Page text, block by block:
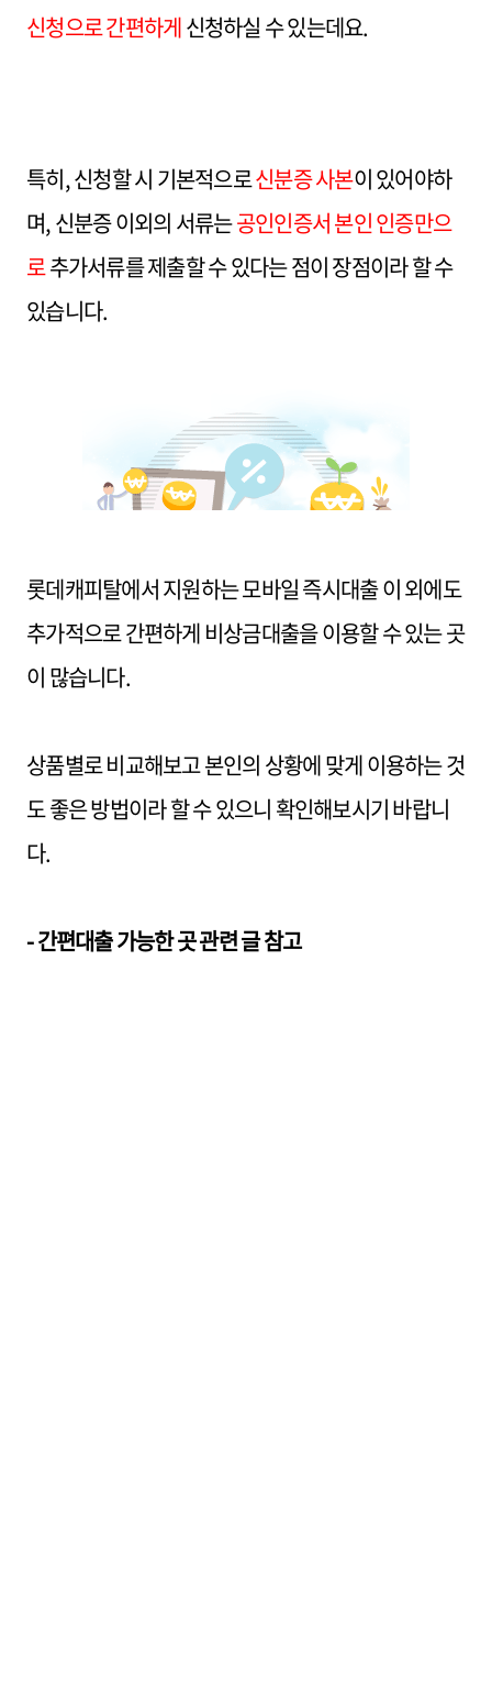
신청으로 간편하게신청하실 수 있는데요.
특히, 신청할 시 기본적으로신분증 사본이 있어야하
며, 신분증 이외의 서류는공인인증서 본인 인증만으
로추가서류를 제출할 수 있다는 점이 장점이라 할 수
있습니다.
롯데캐피탈에서 지원하는 모바일 즉시대출 이 외에도
추가적으로 간편하게 비상금대출을 이용할 수 있는 곳
이 많습니다.
상품별로 비교해보고 본인의 상황에 맞게 이용하는 것
도 좋은 방법이라 할 수 있으니 확인해보시기 바랍니
다.
- 간편대출 가능한 곳 관련 글 참고